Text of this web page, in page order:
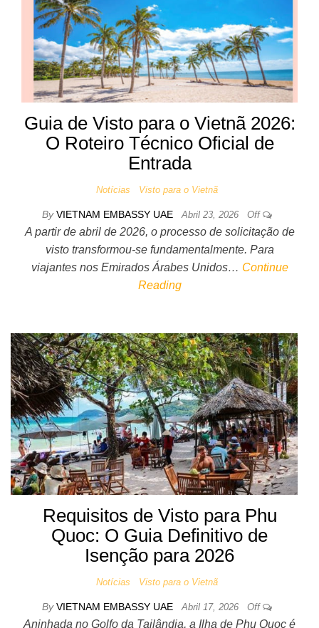
Guia de Visto para o Vietnã 2026:
O Roteiro Técnico Oficial de
Entrada
Notícias Visto para o Vietnã
By VIETNAM EMBASSY UAE Abril 23, 2026 Off
A partir de abril de 2026, o processo de solicitação de
visto transformou-se fundamentalmente. Para
viajantes nos Emirados Árabes Unidos… Continue
Reading
Requisitos de Visto para Phu
Quoc: O Guia Definitivo de
Isenção para 2026
Notícias Visto para o Vietnã
By VIETNAM EMBASSY UAE Abril 17, 2026 Off
Aninhada no Golfo da Tailândia, a Ilha de Phu Quoc é